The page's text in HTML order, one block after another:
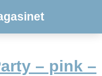
– pink –